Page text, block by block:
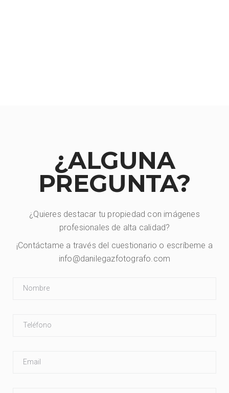
¿ALGUNA
PREGUNTA?
¿Quieres destacar tu propiedad con imágenes
profesionales de alta calidad?
¡Contáctame a través del cuestionario o escríbeme a
info@danilegazfotografo.com